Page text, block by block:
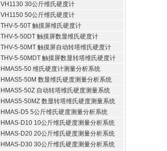
VH1130 30公斤维氏硬度计
VH1150 50公斤维氏硬度计
THV-5-50T 触摸屏维氏硬度计
THV-5-50DT 触摸屏数显维氏硬度计
THV-5-50MT 触摸屏自动转塔维氏硬度计
THV-5-50MDT 触摸屏数显转塔维氏硬度计
HMAS5-50 维氏硬度计测量分析系统
HMAS5-50M 数显维氏硬度测量分析系统
HMAS5-50Z 自动转塔维氏硬度测量系统
HMAS5-50MZ 数显转塔维氏硬度测量系统
HMAS-D5 5公斤维氏硬度测量分析系统
HMAS-D10 10公斤维氏硬度测量分析系统
HMAS-D20 20公斤维氏硬度测量分析系统
HMAS-D30 30公斤维氏硬度测量分析系统